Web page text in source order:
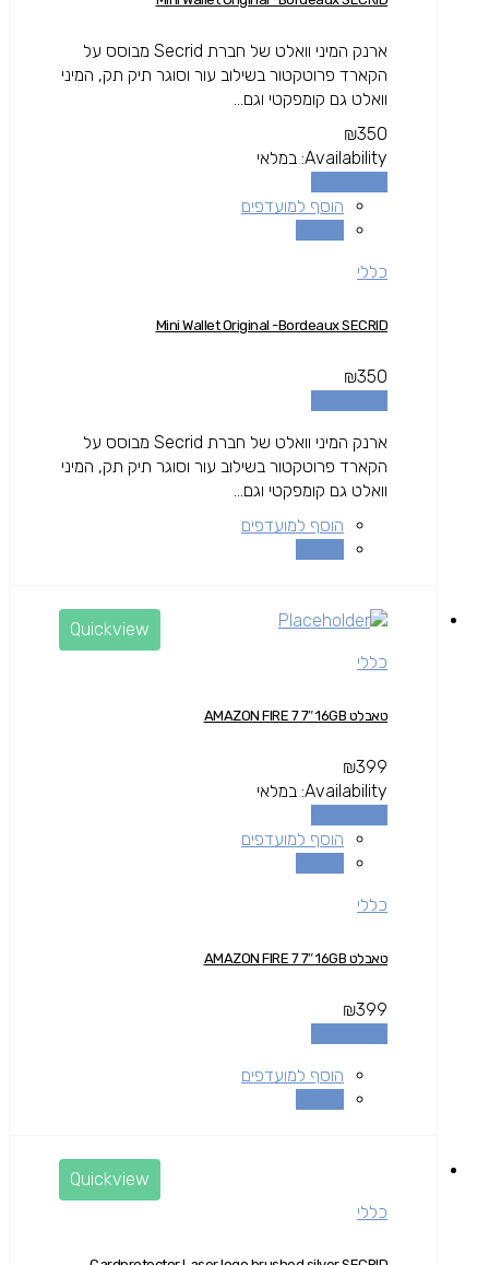
ארנק המיני וואלט של חברת Secrid מבוסס על
הקארד פרוטקטור בשילוב עור וסוגר תיק תק, המיני
וואלט גם קומפקטי וגם...
₪350
Availability: במלאי
הוסף למועדפים
כללי
Mini Wallet Original -Bordeaux SECRID
₪350
ארנק המיני וואלט של חברת Secrid מבוסס על
הקארד פרוטקטור בשילוב עור וסוגר תיק תק, המיני
וואלט גם קומפקטי וגם...
הוסף למועדפים
Quickview
כללי
טאבלט AMAZON FIRE 7 7″ 16GB
₪399
Availability: במלאי
הוסף למועדפים
כללי
טאבלט AMAZON FIRE 7 7″ 16GB
₪399
הוסף למועדפים
Quickview
כללי